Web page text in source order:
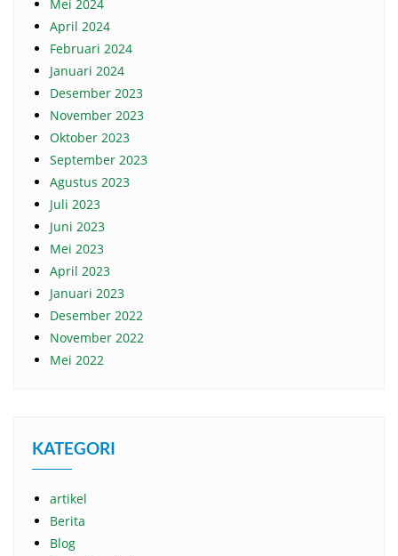
Mei 2024
April 2024
Februari 2024
Januari 2024
Desember 2023
November 2023
Oktober 2023
September 2023
Agustus 2023
Juli 2023
Juni 2023
Mei 2023
April 2023
Januari 2023
Desember 2022
November 2022
Mei 2022
KATEGORI
artikel
Berita
Blog